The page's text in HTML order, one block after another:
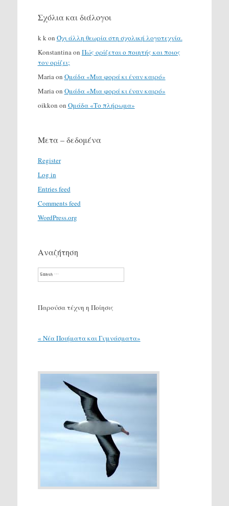
Σχόλια και διάλογοι
k kon Όχι άλλη θεωρία στη σχολική λογοτεχνία.
Konstantinaon Πώς ορίζεται ο ποιητής και ποιος
τον ορίζει;
Mariaon Ομάδα «Μια φορά κι έναν καιρό»
Mariaon Ομάδα «Μια φορά κι έναν καιρό»
oikkon on Ομάδα «Το πλήρωμα»
Μετα – δεδομένα
Register
Log in
Entries feed
Comments feed
WordPress.org
Αναζήτηση
Search
Παρούσα τέχνη η Ποίησις
« Νέα Ποιήματα και Γυμνάσματα»